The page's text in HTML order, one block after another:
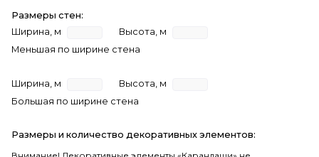
Размеры стен:
Ширина, м
Высота, м
Меньшая по ширине стена
Ширина, м
Высота, м
Большая по ширине стена
Размеры и количество декоративных элементов: